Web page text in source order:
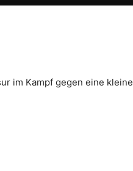
im Kampf gegen eine kleine